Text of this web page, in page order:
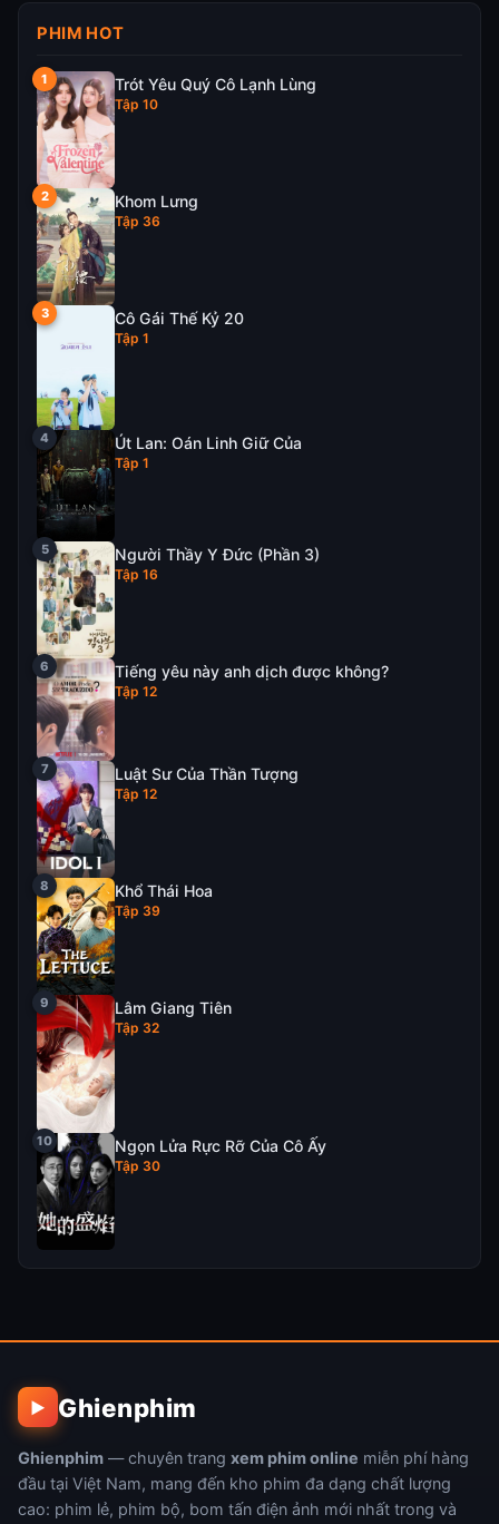
PHIM HOT
Trót Yêu Quý Cô Lạnh Lùng
Tập 10
Khom Lưng
Tập 36
Cô Gái Thế Kỷ 20
Tập 1
Út Lan: Oán Linh Giữ Của
Tập 1
Người Thầy Y Đức (Phần 3)
Tập 16
Tiếng yêu này anh dịch được không?
Tập 12
Luật Sư Của Thần Tượng
Tập 12
Khổ Thái Hoa
Tập 39
Lâm Giang Tiên
Tập 32
Ngọn Lửa Rực Rỡ Của Cô Ấy
Tập 30
▶ Ghienphim
Ghienphim — chuyên trang xem phim online miễn phí hàng
đầu tại Việt Nam, mang đến kho phim đa dạng chất lượng
cao: phim lẻ, phim bộ, bom tấn điện ảnh mới nhất trong và